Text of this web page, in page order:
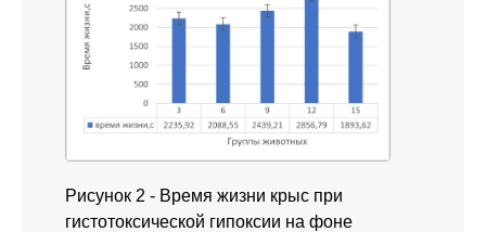
Рисунок 2 - Время жизни крыс при
гистотоксической гипоксии на фоне